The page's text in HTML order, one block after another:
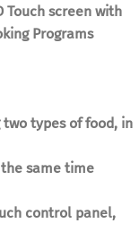
Touch screen with
Programs
types of food, in
same time
control panel,